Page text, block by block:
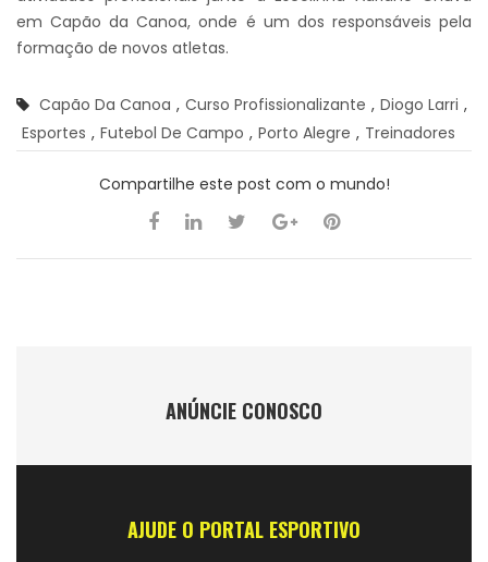
em Capão da Canoa, onde é um dos responsáveis pela
formação de novos atletas.
Capão Da Canoa , Curso Profissionalizante , Diogo Larri ,
Esportes , Futebol De Campo , Porto Alegre , Treinadores
Compartilhe este post com o mundo!
ANÚNCIE CONOSCO
AJUDE O PORTAL ESPORTIVO